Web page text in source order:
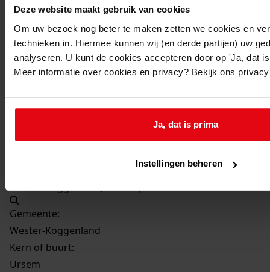
Deze website maakt gebruik van cookies
Om uw bezoek nog beter te maken zetten we cookies en
technieken in. Hiermee kunnen wij (en derde partijen) uw
analyseren. U kunt de cookies accepteren door op 'Ja, dat
Meer informatie over cookies en privacy? Bekijk ons
Ja, dat is prima
Instellingen beheren
1998
Beschrijving:
het uitbreiden van de woning
Datum vergunning:
07-07-1998
Wester-Koggenland, sectie Q 253
Gemeente:
Wester-Koggenland
Kern of buurt:
Ursem